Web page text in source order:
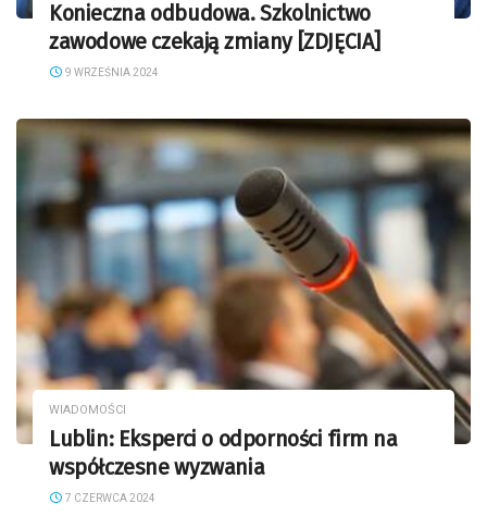
Konieczna odbudowa. Szkolnictwo
zawodowe czekają zmiany [ZDJĘCIA]
9 WRZEŚNIA 2024
WIADOMOŚCI
Lublin: Eksperci o odporności firm na
współczesne wyzwania
7 CZERWCA 2024